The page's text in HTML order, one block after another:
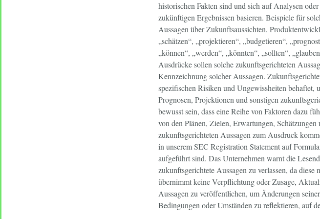
historischen Fakten sind und sich auf Analysen
zukünftigen Ergebnissen basieren. Beispiele für
Aussagen über Zukunftsaussichten,
„schätzen“, „projektieren“, „budgetieren“,
„können“, „werden“, „könnten“, „sollten“,
Ausdrücke sollen solche zukunftsgerichteten
Kennzeichnung solcher Aussagen.
spezifischen Risiken und Ungewissheiten behaftet,
Prognosen, Projektionen und sonstigen
bewusst sein, dass eine Reihe von Faktoren dazu
von den Plänen, Zielen, Erwartungen,
zukunftsgerichteten Aussagen zum Ausdruck
in unserem SEC Registration Statement auf
aufgeführt sind. Das Unternehmen warnt die
zukunftsgerichtete Aussagen zu verlassen, da
übernimmt keine Verpflichtung oder Zusage,
Aussagen zu veröffentlichen, um Änderungen
Bedingungen oder Umständen zu reflektieren, auf